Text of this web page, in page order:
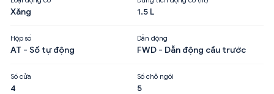
Xăng 1.5 L
Hộp số
AT - Số tự động
Dẫn động
FWD - Dẫn động cầu trước
Số cửa
4
Số chỗ ngồi
5